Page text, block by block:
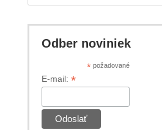
Odber noviniek
*požadované
E-mail: *